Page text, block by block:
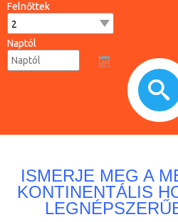
Felnőttek
Naptól
ISMERJE MEG A
KONTINENTÁLIS